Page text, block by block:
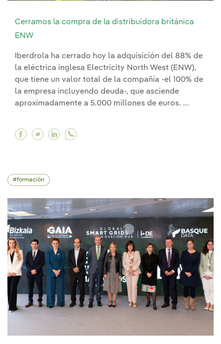
Cerramos la compra de la distribuidora británica
ENW
Iberdrola ha cerrado hoy la adquisición del 88% de
la eléctrica inglesa Electricity North West (ENW),
que tiene un valor total de la compañía -el 100% de
la empresa incluyendo deuda-, que asciende
aproximadamente a 5.000 millones de euros. ...
Facebook Cerramos la compra de la
Twitter Cerramos la compra de la
Linkedin Cerramos la compra de la
formación